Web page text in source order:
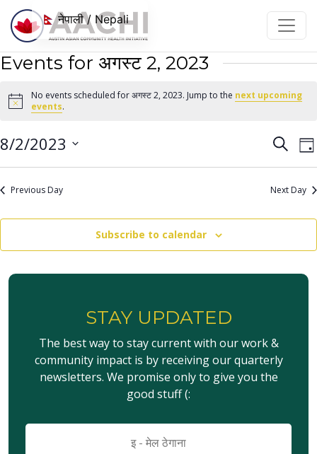
सामग्रीमा जानुहोस्
Events for अगस्ट 2, 2023
Notice
No events scheduled for अगस्ट 2, 2023. Jump to the next upcoming
events.
and
Search
8/2/2023
Select
date.Previous Day Next Day
Subscribe to calendar
STAY UPDATED
The best way to stay current with our work &
community impact is by receiving our quarterly
newsletters. We promise only to give you the
good stuff (:
नेपाली / Nepali